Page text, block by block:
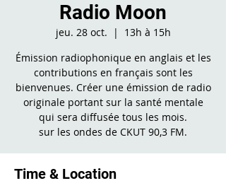
Radio Moon
jeu. 28 oct.
  |
13h à 15h
Émission radiophonique en anglais et les
contributions en français sont les
bienvenues. Créer une émission de radio
originale portant sur la santé mentale
qui sera diffusée tous les mois.
sur les ondes de CKUT 90,3 FM.
Time & Location